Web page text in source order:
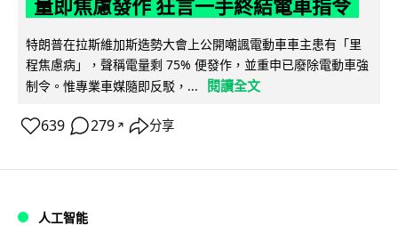
量即焦慮發作 狂言一手終結電車指令
特朗普在拉斯維加斯造勢大會上公開嘲諷電動車車主患有「里
程焦慮病」，聲稱電量剩 75% 便發作，並重申已廢除電動車強
制令。惟專業車媒隨即反駁，...
閱讀全文
639 279 ↗ 分享
人工智能